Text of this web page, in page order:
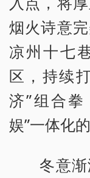
烟火诗意
凉州十七
区，持续
济”组合
娱”一体化
冬意